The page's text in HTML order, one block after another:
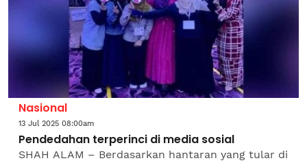
Nasional
13 Jul 2025 08:00am
Pendedahan terperinci di media sosial
SHAH ALAM – Berdasarkan hantaran yang tular di